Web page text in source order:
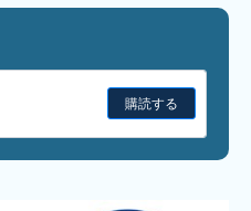
購読する